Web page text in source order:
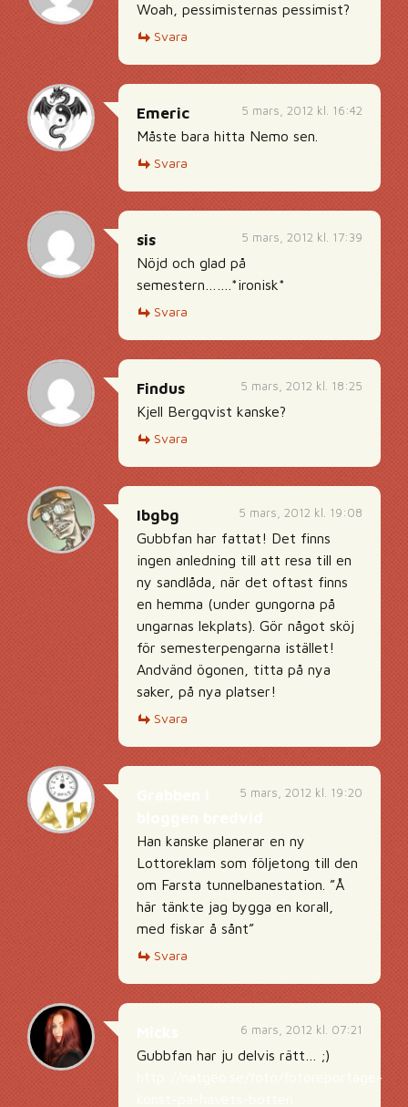
Woah, pessimisternas pessimist?
Svara
5 mars, 2012 kl. 16:42
Emeric
Måste bara hitta Nemo sen.
Svara
5 mars, 2012 kl. 17:39
sis
Nöjd och glad på
semestern…….*ironisk*
Svara
5 mars, 2012 kl. 18:25
Findus
Kjell Bergqvist kanske?
Svara
5 mars, 2012 kl. 19:08
Ibgbg
Gubbfan har fattat! Det finns
ingen anledning till att resa till en
ny sandlåda, när det oftast finns
en hemma (under gungorna på
ungarnas lekplats). Gör något sköj
för semesterpengarna istället!
Andvänd ögonen, titta på nya
saker, på nya platser!
Svara
5 mars, 2012 kl. 19:20
Han kanske planerar en ny
Lottoreklam som följetong till den
om Farsta tunnelbanestation. ”Å
här tänkte jag bygga en korall,
med fiskar å sånt”
Svara
6 mars, 2012 kl. 07:21
Gubbfan har ju delvis rätt… ;)
http://natgeo.se/foto/fotoreportage-